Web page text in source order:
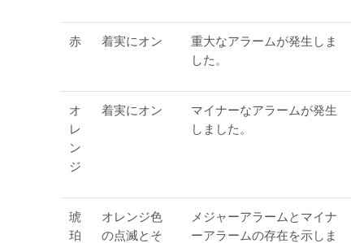
赤 着実にオン
重大なアラームが発生しま
した。
オ
レ
ン
ジ
着実にオン
マイナーなアラームが発生
しました。
琥
珀
オレンジ色
の点滅とそ
メジャーアラームとマイナ
ーアラームの存在を示しま